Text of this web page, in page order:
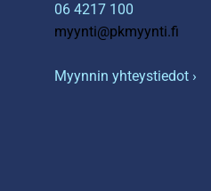
06 4217 100
myynti@pkmyynti.fi
Myynnin yhteystiedot ›